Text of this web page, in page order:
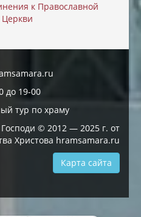
к Православной
Церкви
до 19-00
тур по храму
© 2012 — 2025 г. от
Христова hramsamara.ru
Карта сайта